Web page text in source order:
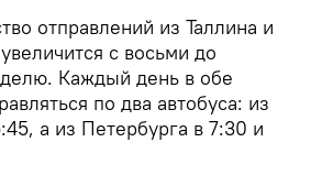
отправлений из Таллина и
с восьми до
Каждый день в обе
по два автобуса: из
а из Петербурга в 7:30 и